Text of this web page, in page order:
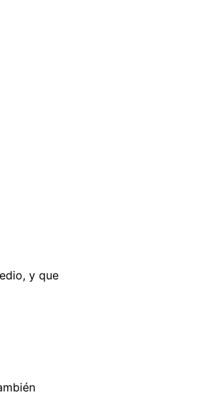
y que